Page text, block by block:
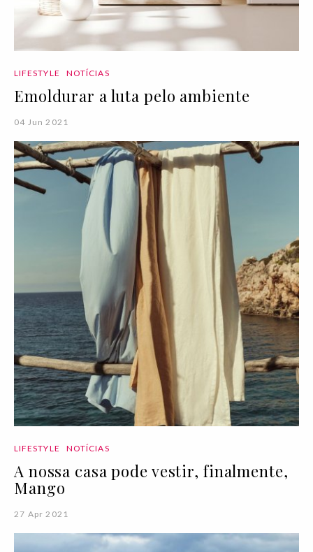
LIFESTYLE NOTÍCIAS
Emoldurar a luta pelo ambiente
04 Jun 2021
LIFESTYLE NOTÍCIAS
A nossa casa pode vestir, finalmente,
Mango
27 Apr 2021